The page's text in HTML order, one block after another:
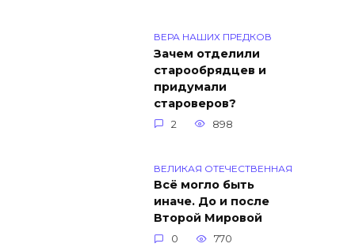
ВЕРА НАШИХ ПРЕДКОВ
Зачем отделили
старообрядцев и
придумали
староверов?
2 898
ВЕЛИКАЯ ОТЕЧЕСТВЕННАЯ
Всё могло быть
иначе. До и после
Второй Мировой
0 770